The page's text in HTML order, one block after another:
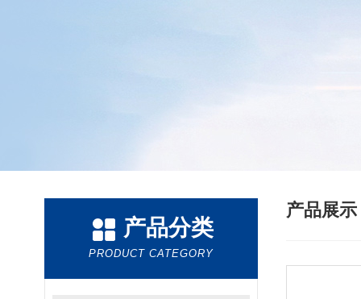
产品分类
PRODUCT CATEGORY
产品展示